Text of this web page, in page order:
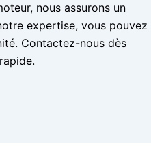
nous assurons un
expertise, vous pouvez
Contactez-nous dès